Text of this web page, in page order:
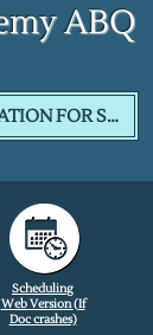
ABQ
ENROLLMENT APPLICATION FOR SY26-27 - CLICK HERE TO APPLY
Scheduling
Web Version(If
Doc crashes)